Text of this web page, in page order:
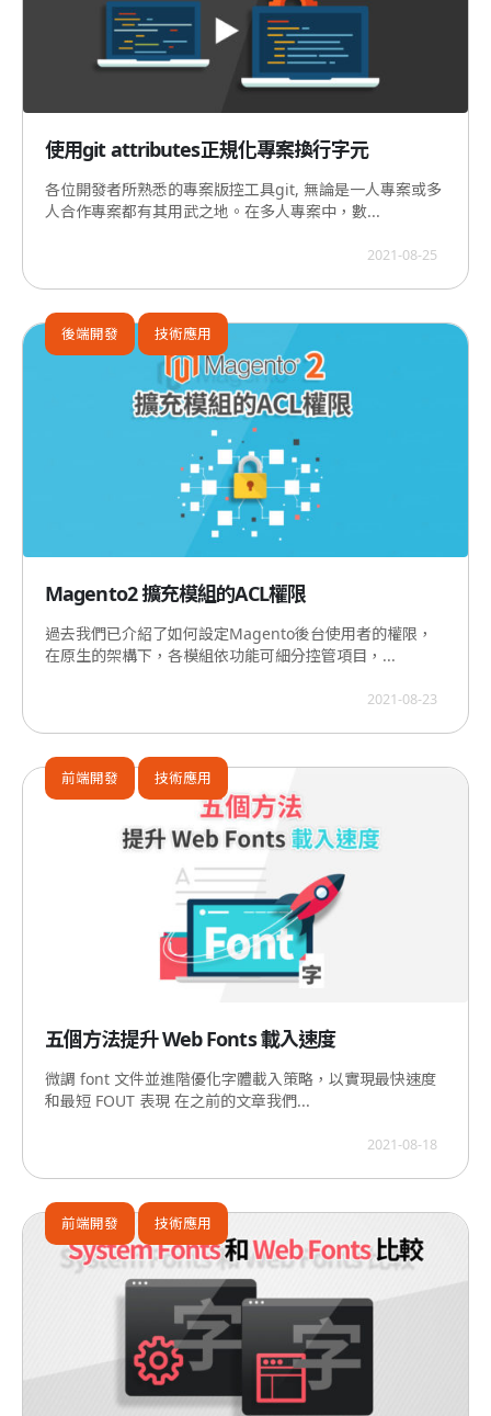
使用git attributes正規化專案換行字元
各位開發者所熟悉的專案版控工具git, 無論是一人專案或多
人合作專案都有其用武之地。在多人專案中，數...
2021-08-25
Magento2 擴充模組的ACL權限
過去我們已介紹了如何設定Magento後台使用者的權限，
在原生的架構下，各模組依功能可細分控管項目，...
2021-08-23
後端開發 技術應用
五個方法提升 Web Fonts 載入速度
微調 font 文件並進階優化字體載入策略，以實現最快速度
和最短 FOUT 表現 在之前的文章我們...
2021-08-18
前端開發 技術應用
前端開發 技術應用